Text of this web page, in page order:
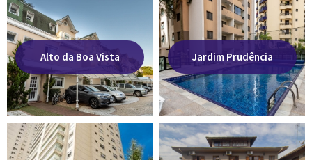
Alto da Boa Vista Jardim Prudência